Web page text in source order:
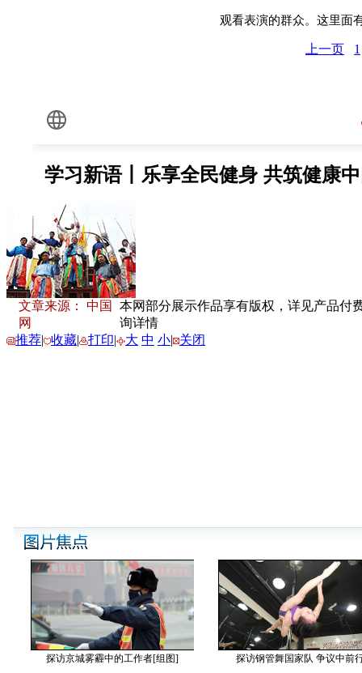
观看表演的群众。 这里面
上一页 1
文章来源： 中国
网
本网部分展示作品享有版权，详见产品付
询详情
推荐| 收藏| 打印| 大 中 小| 关闭